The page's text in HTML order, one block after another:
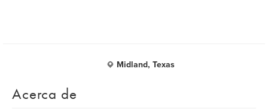
Midland, Texas
Acerca de